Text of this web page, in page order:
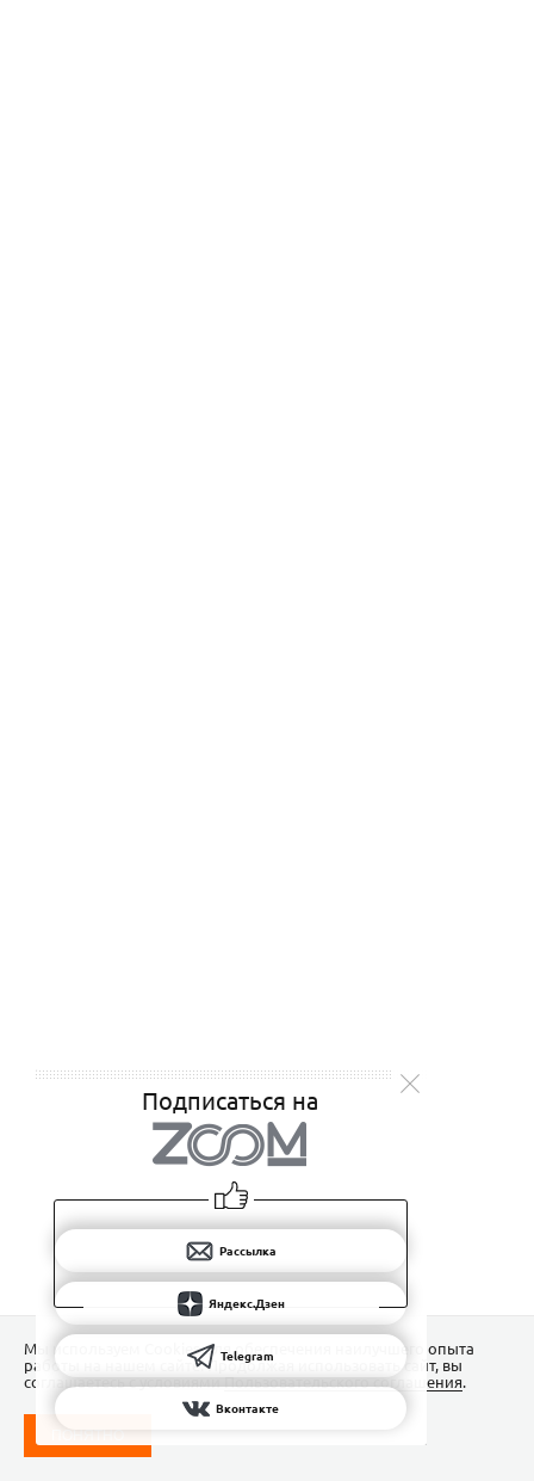
Подписаться на
Рассылка
Яндекс.Дзен
Telegram
Вконтакте
Мы используем Сookies для обеспечения наилучшего опыта
работы на нашем сайте. Продолжая использовать сайт, вы
соглашаетесь с условиямиПользовательского соглашения.
ПОНЯТНО